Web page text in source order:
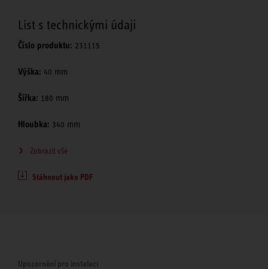
List s technickými údaji
Číslo produktu: 231115
Výška: 40 mm
Šířka: 180 mm
Hloubka: 340 mm
Zobrazit vše
Stáhnout jako PDF
Upozornění pro instalaci